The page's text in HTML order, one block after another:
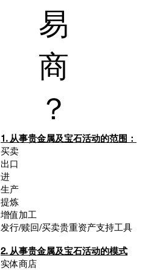
易
商
？
1. 从事贵金属及宝石活动的范围：
买卖
出口
进
生产
提炼
增值加工
发行/赎回/买卖贵重资产支持工具
2. 从事贵金属及宝石活动的模式
实体商店